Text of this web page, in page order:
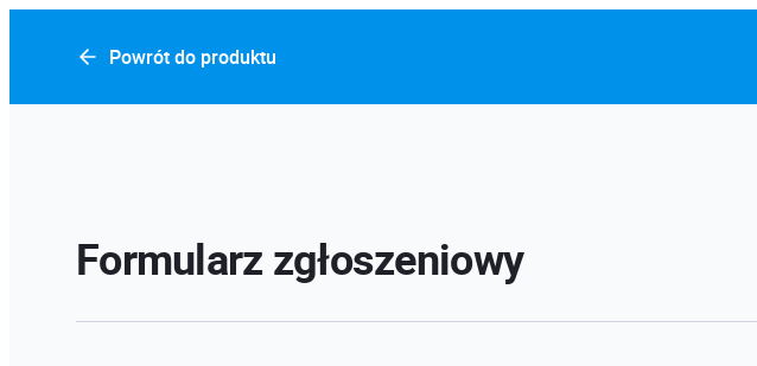
Powrót do produktu
Formularz zgłoszeniowy